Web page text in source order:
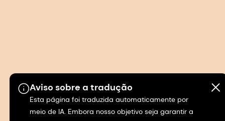
Aviso sobre a tradução
Esta página foi traduzida automaticamente por
meio de IA. Embora nosso objetivo seja garantir a